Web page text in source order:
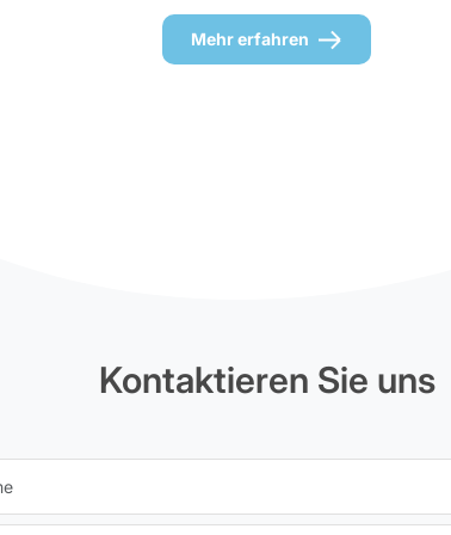
Mehr erfahren
Kontaktieren Sie uns